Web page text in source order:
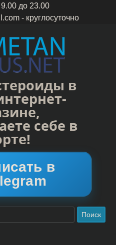
до 23.00
- круглосуточно
в
себе в
в
Поиск